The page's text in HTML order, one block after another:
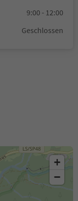
9:00 - 12:00
Geschlossen
+
−